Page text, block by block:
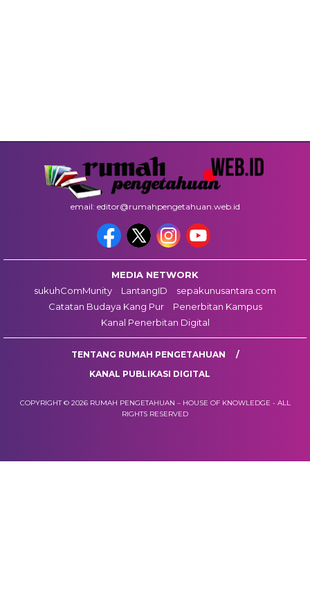
email: editor@rumahpengetahuan.web.id
MEDIA NETWORK
sukuhComMunity
LantangID
sepakunusantara.com
Catatan Budaya Kang Pur
Penerbitan Kampus
Kanal Penerbitan Digital
TENTANG RUMAH PENGETAHUAN
KANAL PUBLIKASI DIGITAL
COPYRIGHT © 2026 RUMAH PENGETAHUAN – HOUSE OF KNOWLEDGE - ALL
RIGHTS RESERVED